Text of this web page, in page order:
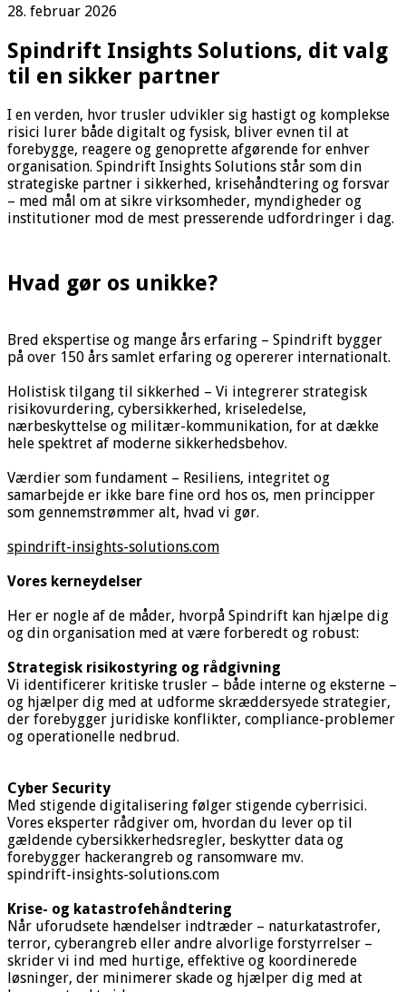
28. februar 2026
Spindrift Insights Solutions, dit valg
til en sikker partner
I en verden, hvor trusler udvikler sig hastigt og komplekse
risici lurer både digitalt og fysisk, bliver evnen til at
forebygge, reagere og genoprette afgørende for enhver
organisation. Spindrift Insights Solutions står som din
strategiske partner i sikkerhed, krisehåndtering og forsvar
– med mål om at sikre virksomheder, myndigheder og
institutioner mod de mest presserende udfordringer i dag.
Hvad gør os unikke?
Bred ekspertise og mange års erfaring – Spindrift bygger
på over 150 års samlet erfaring og opererer internationalt.
Holistisk tilgang til sikkerhed – Vi integrerer strategisk
risikovurdering, cybersikkerhed, kriseledelse,
nærbeskyttelse og militær-kommunikation, for at dække
hele spektret af moderne sikkerhedsbehov.
Værdier som fundament – Resiliens, integritet og
samarbejde er ikke bare fine ord hos os, men principper
som gennemstrømmer alt, hvad vi gør.
spindrift-insights-solutions.com
Vores kerneydelser
Her er nogle af de måder, hvorpå Spindrift kan hjælpe dig
og din organisation med at være forberedt og robust:
Strategisk risikostyring og rådgivning
Vi identificerer kritiske trusler – både interne og eksterne –
og hjælper dig med at udforme skræddersyede strategier,
der forebygger juridiske konflikter, compliance-problemer
og operationelle nedbrud.
Cyber Security
Med stigende digitalisering følger stigende cyberrisici.
Vores eksperter rådgiver om, hvordan du lever op til
gældende cybersikkerhedsregler, beskytter data og
forebygger hackerangreb og ransomware mv.
spindrift-insights-solutions.com
Krise- og katastrofehåndtering
Når uforudsete hændelser indtræder – naturkatastrofer,
terror, cyberangreb eller andre alvorlige forstyrrelser –
skrider vi ind med hurtige, effektive og koordinerede
løsninger, der minimerer skade og hjælper dig med at